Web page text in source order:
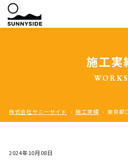
施工実
WORKS
株式会社サニーサイド › 施工実績 › 東京都
2024年10月08日